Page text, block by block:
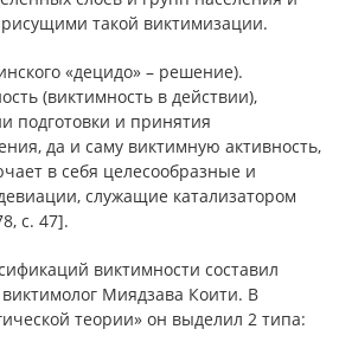
такой виктимизации.
«децидо» – решение).
(виктимность в действии),
подготовки и принятия
да и саму виктимную активность,
в себя целесообразные и
служащие катализатором
с. 47].
виктимности составил
Миядзава Коити. В
теории» он выделил 2 типа: